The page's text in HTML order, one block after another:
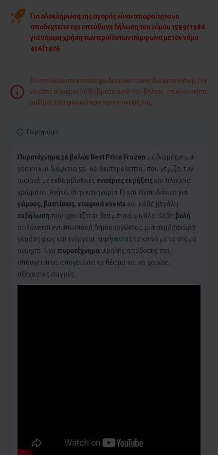
Για ολοκλήρωση της αγοράς είναι απαραίτητο να
αποδεχτείτε την υπεύθυνη δήλωση του νόμου 1599/1986
για νόμιμη χρήση των προϊόντων σύμφωνα με τον νόμο
456/1976
Το απόθεμα στο κατάστημα δεν είναι πάντα ίδιο με το eshop. Για
να είστε σίγουροι ότι θα βρείτε αυτό που θέλετε, επικοινωνήστε
μαζί μας τηλεφωνικά πριν την επίσκεψή σας.
Περιγραφή
Πυροτέχνημα 36 βολών Best Price Frozen με διαμέτρημα
30mm και διάρκεια 55–60 δευτερόλεπτα, που γεμίζει τον
ουρανό με εκθαμβωτικές εναέριες εκρήξεις και πλούσια
χρώματα. Ανήκει στην κατηγορία F3 και είναι ιδανικό για
γάμους, βαπτίσεις, εταιρικά events και κάθε μεγάλη
εκδήλωση που χρειάζεται θεαματικό φινάλε. Κάθε βολή
απλώνεται εντυπωσιακά δημιουργώντας μια ατμόσφαιρα
γεμάτη φως και ενέργεια, αφήνοντας το κοινό με το στόμα
ανοιχτό. Ένα πυροτέχνημα υψηλής απόδοσης που
υπόσχεται να απογειώσει το θέαμα και να χαρίσει
αξέχαστες στιγμές.